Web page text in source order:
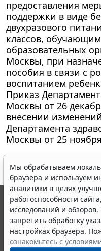
предоставления
поддержки в виде
двухразового
классов,
образовательных
Москвы, при
пособия в связи с
воспитанием
Приказ
Москвы от 26
внесении
Департамента
Москвы от 25
Мы обрабатываем
браузера и используем
аналитики в целях
работоспособности
исследований и
запретить обработку
настройках браузера.
ознакомьтесь с
© ООО "НПП "ГАРАНТ-
выпускается с 1990
являются участниками
информации ГАРАНТ.